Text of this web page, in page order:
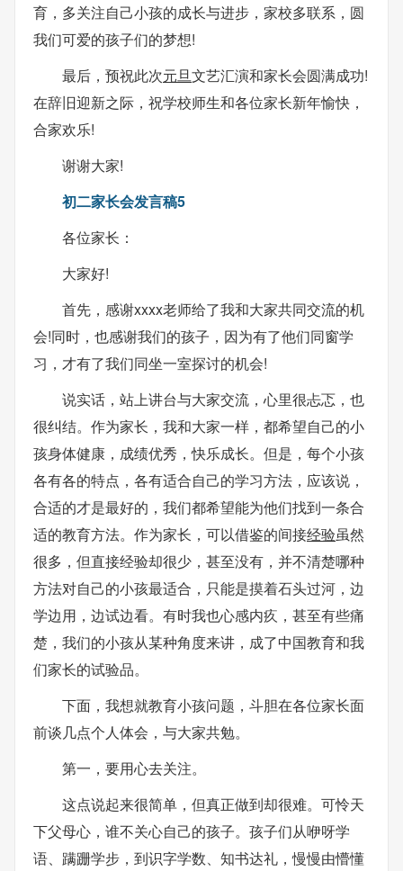
育，多关注自己小孩的成长与进步，家校多联系，圆
我们可爱的孩子们的梦想!
最后，预祝此次元旦文艺汇演和家长会圆满成功!
在辞旧迎新之际，祝学校师生和各位家长新年愉快，
合家欢乐!
谢谢大家!
初二家长会发言稿5
各位家长：
大家好!
首先，感谢xxxx老师给了我和大家共同交流的机
会!同时，也感谢我们的孩子，因为有了他们同窗学
习，才有了我们同坐一室探讨的机会!
说实话，站上讲台与大家交流，心里很忐忑，也
很纠结。作为家长，我和大家一样，都希望自己的小
孩身体健康，成绩优秀，快乐成长。但是，每个小孩
各有各的特点，各有适合自己的学习方法，应该说，
合适的才是最好的，我们都希望能为他们找到一条合
适的教育方法。作为家长，可以借鉴的间接经验虽然
很多，但直接经验却很少，甚至没有，并不清楚哪种
方法对自己的小孩最适合，只能是摸着石头过河，边
学边用，边试边看。有时我也心感内疚，甚至有些痛
楚，我们的小孩从某种角度来讲，成了中国教育和我
们家长的试验品。
下面，我想就教育小孩问题，斗胆在各位家长面
前谈几点个人体会，与大家共勉。
第一，要用心去关注。
这点说起来很简单，但真正做到却很难。可怜天
下父母心，谁不关心自己的孩子。孩子们从咿呀学
语、蹒跚学步，到识字学数、知书达礼，慢慢由懵懂